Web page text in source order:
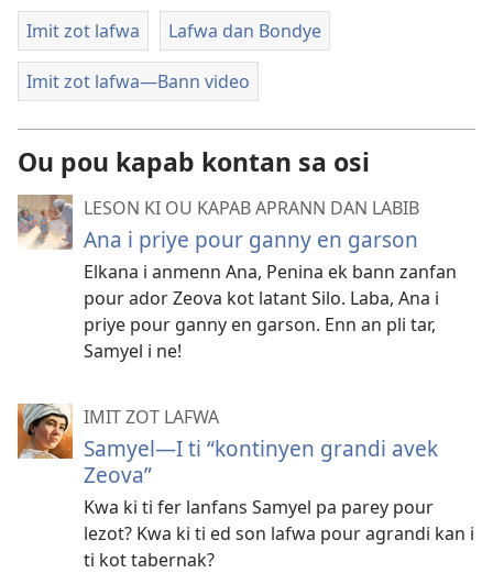
Imit zot lafwa Lafwa dan Bondye
Imit zot lafwa​—Bann video
Ou pou kapab kontan sa osi
LESON KI OU KAPAB APRANN DAN LABIB
Ana i priye pour ganny en garson
Elkana i anmenn Ana, Penina ek bann zanfan
pour ador Zeova kot latant Silo. Laba, Ana i
priye pour ganny en garson. Enn an pli tar,
Samyel i ne!
IMIT ZOT LAFWA
Samyel—I ti “kontinyen grandi avek
Zeova”
Kwa ki ti fer lanfans Samyel pa parey pour
lezot? Kwa ki ti ed son lafwa pour agrandi kan i
ti kot tabernak?